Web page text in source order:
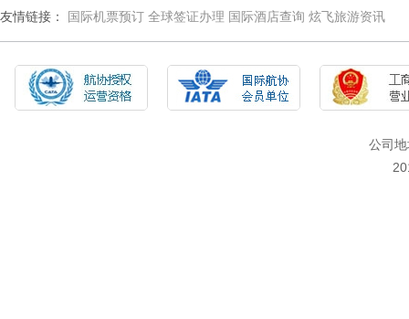
友情链接： 国际机票预订 全球签证办理 国际酒店查询 炫飞旅游资讯
公司